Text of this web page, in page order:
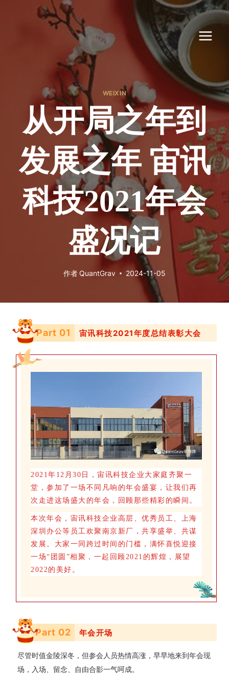
WEIXIN
从开局之年到
发展之年 宙讯
科技2021年会
盛况记
作者QuantGrav 2024-11-05
Part 01 宙讯科技2021年度总结表彰大会
2021年12月30日，宙讯科技企业大家庭齐聚一
堂，参加了一场不同凡响的年会盛宴，让我们再
次走进这场盛大的年会，回顾那些精彩的瞬间。
本次年会，宙讯科技企业高层、优秀员工、上海
深圳办公等员工欢聚南京新厂，共享盛举、共谋
发展。大家一同跨过时间的门槛，满怀喜悦迎接
一场“团圆”相聚，一起回顾2021的辉煌，展望
2022的美好。
Part 02 年会开场
尽管时值金陵深冬，但参会人员热情高涨，早早地来到年会现
场，入场、留念、自由合影一气呵成。